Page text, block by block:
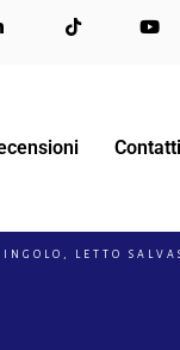
Contatti
LETTO